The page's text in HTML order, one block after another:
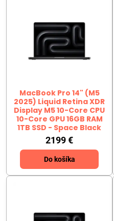
MacBook Pro 14" (M5
2025) Liquid Retina XDR
Display M5 10-Core CPU
10-Core GPU 16GB RAM
1TB SSD - Space Black
2199 €
Do košíka